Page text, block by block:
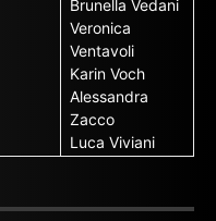
Brunella Vedani
Veronica
Ventavoli
Karin Voch
Alessandra
Zacco
Luca Viviani